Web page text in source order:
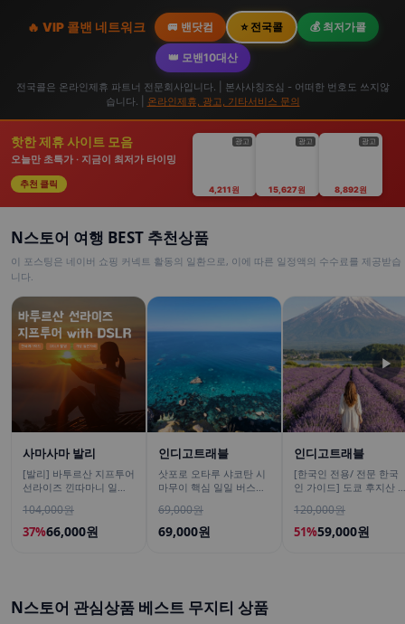
🔥 VIP 콜밴 네트워크 🚐 밴닷컴 ⭐ 전국콜 💰 최저가콜
👑 모밴10대산
전국콜은 온라인제휴 파트너 전문회사입니다. | 본사사칭조심 - 어떠한 번호도 쓰지않
습니다. |
온라인제휴, 광고, 기타서비스 문의
핫한 제휴 사이트 모음
오늘만 초특가 · 지금이 최저가 타이밍
추천 클릭
광고
4,211원
광고
15,627원
광고
8,892원
N스토어 여행 BEST 추천상품
이 포스팅은 네이버 쇼핑 커넥트 활동의 일환으로, 이에 따른 일정액의 수수료를 제공받습
니다.
사마사마 발리
[발리] 바투르산 지프투어
선라이즈 낀따마니 일출
택시투어
104,000원
37%66,000원
인디고트래블
삿포로 오타루 샤코탄 시
마무이 핵심 일일 버스투
69,000원
69,000원
인디고트래블
[한국인 전용/ 전문 한국
인 가이드] 도쿄 후지산 1
카와시계점/DSLR 사진촬
영
120,000원
51%59,000원
▶
N스토어 관심상품 베스트 무지티 상품